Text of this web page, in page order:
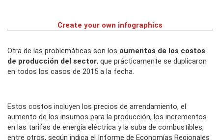
Create your own infographics
Otra de las problemáticas son los aumentos de los costos
de producción del sector, que prácticamente se duplicaron
en todos los casos de 2015 a la fecha.
Estos costos incluyen los precios de arrendamiento, el
aumento de los insumos para la producción, los incrementos
en las tarifas de energía eléctrica y la suba de combustibles,
entre otros, según indica el Informe de Economías Regionales